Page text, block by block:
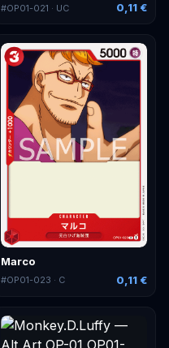
#OP01-021 · UC 0,11 €
Marco
#OP01-023 · C 0,11 €